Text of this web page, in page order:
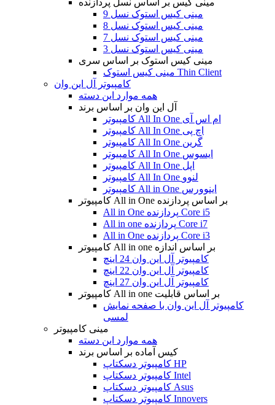
مینی کیس بر اساس نسل پردازنده
مینی کیس استوک نسل 9
مینی کیس استوک نسل 8
مینی کیس استوک نسل 7
مینی کیس استوک نسل 3
مینی کیس استوک بر اساس سری
مینی کیس استوک Thin Client
کامپیوتر آل این وان
همه موارد این دسته
آل این وان بر اساس برند
کامپیوتر All In One ام اس آی
کامپیوتر All In One اچ پی
کامپیوتر All In One گرین
کامپیوتر All In One ایسوس
کامپیوتر All In One اپل
کامپیوتر All In One لنوو
کامپیوتر All in One اینوورس
کامپیوتر All in One بر اساس پردازنده
All in One پردازنده Core i5
All in one پردازنده Core i7
All in One پردازنده Core i3
کامپیوتر All in one بر اساس اندازه
کامپیوتر آل این وان 24 اینچ
کامپیوتر آل این وان 22 اینچ
کامپیوتر آل این وان 27 اینچ
کامپیوتر All in one بر اساس قابلیت
کامپیوتر آل این وان با صفحه نمایش
لمسی
مینی کامپیوتر
همه موارد این دسته
کیس آماده بر اساس برند
کامپیوتر دسکتاپ HP
کامپیوتر دسکتاپ Intel
کامپیوتر دسکتاپ Asus
کامپیوتر دسکتاپ Innovers